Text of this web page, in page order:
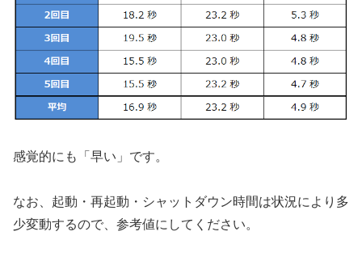
感覚的にも「早い」です。
なお、起動・再起動・シャットダウン時間は状況により多
少変動するので、参考値にしてください。